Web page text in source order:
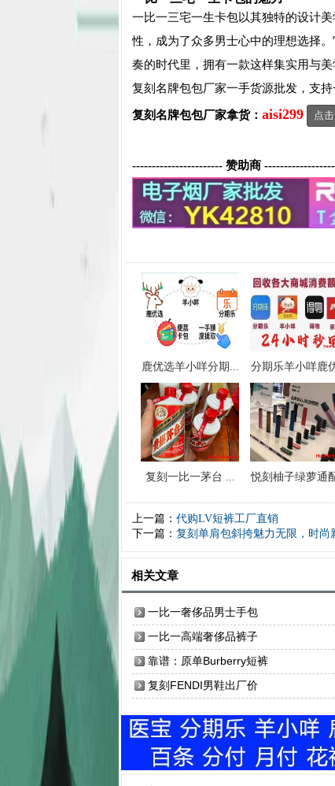
一比一三宅一生卡包以其独特的设计
性，成为了众多男士心中的理想选择
奏的时代里，拥有一款这样集实用与
复刻名牌包包厂家一手货源批发，支持
复刻名牌包包厂家拿货： aisi299 点
----------------------- 赞助商
鹿优选羊小咩分期... 分期乐羊小咩鹿
复刻一比一茅台 ... 悦刻柚子绿萝通
上一篇： 代购LV短裤工厂直销
下一篇： 复刻单肩包斜挎魅力无限，时尚
相关文章
一比一奢侈品男士手包
一比一高端奢侈品裤子
靠谱：原单Burberry短裤
复刻FENDI男鞋出厂价